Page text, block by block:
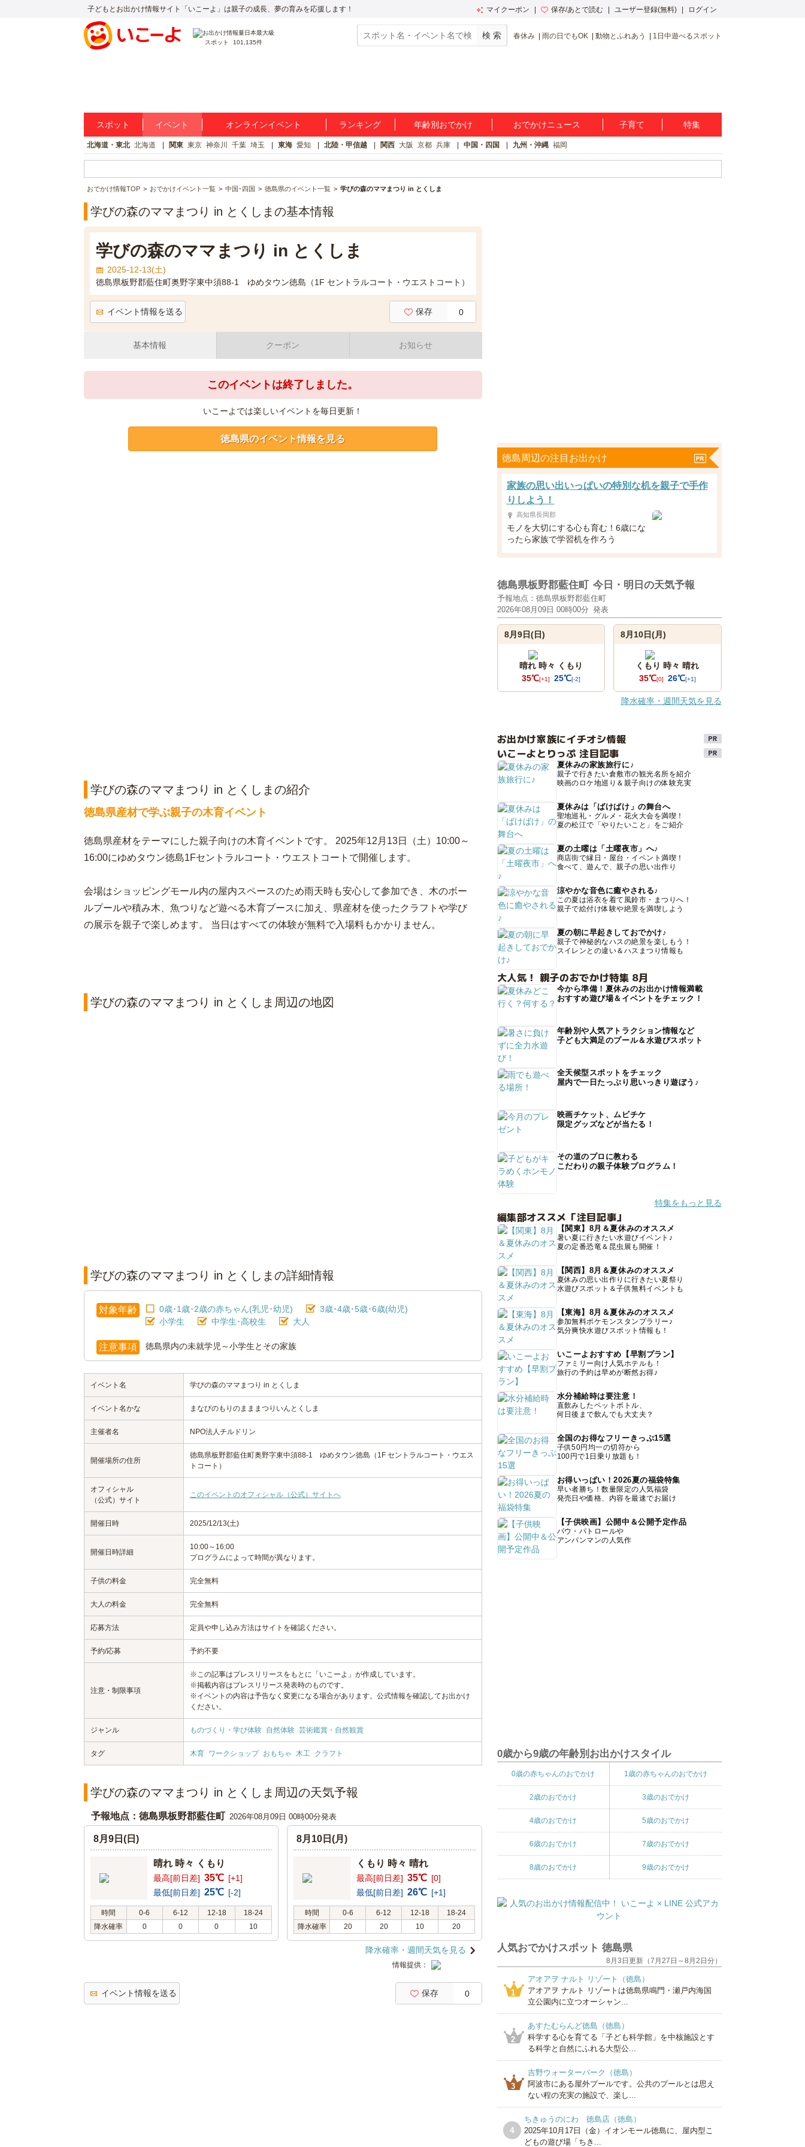
子どもとお出かけ情報サイト「いこーよ」は親子の成長、夢の育みを応援します！ マイクーポン 保存/あとで読む ユーザー登録(無料) ログイン
スポット 101,135件
春休み 雨の日でもOK 動物とふれあう 1日中遊べるスポット
スポット イベント オンラインイベント ランキング 年齢別おでかけ おでかけニュース 子育て 特集
北海道・東北 北海道 関東 東京 神奈川 千葉 埼玉 東海 愛知 北陸・甲信越 関西 大阪 京都 兵庫 中国・四国 九州・沖縄 福岡
おでかけ情報TOP おでかけイベント一覧 中国･四国 徳島県のイベント一覧 学びの森のママまつり in とくしま
学びの森のママまつり in とくしまの基本情報
学びの森のママまつり in とくしま
2025-12-13(土)
徳島県板野郡藍住町奥野字東中須88-1 ゆめタウン徳島（1F セントラルコート・ウエストコート）
イベント情報を送る 保存 0
基本情報 クーポン お知らせ
このイベントは終了しました。
いこーよでは楽しいイベントを毎日更新！
徳島県のイベント情報を見る
学びの森のママまつり in とくしまの紹介
徳島県産材で学ぶ親子の木育イベント
徳島県産材をテーマにした親子向けの木育イベントです。 2025年12月13日（土）10:00～
16:00にゆめタウン徳島1Fセントラルコート・ウエストコートで開催します。
会場はショッピングモール内の屋内スペースのため雨天時も安心して参加でき、木のボー
ルプールや積み木、魚つりなど遊べる木育ブースに加え、県産材を使ったクラフトや学び
の展示を親子で楽しめます。 当日はすべての体験が無料で入場料もかかりません。
学びの森のママまつり in とくしま周辺の地図
学びの森のママまつり in とくしまの詳細情報
対象年齢 0歳･1歳･2歳の赤ちゃん(乳児･幼児)
3歳･4歳･5歳･6歳(幼児)
小学生
中学生･高校生 大人
注意事項 徳島県内の未就学児～小学生とその家族
イベント名 学びの森のママまつり in とくしま
イベント名かな まなびのもりのまままつりいんとくしま
主催者名 NPO法人チルドリン
開催場所の住所
徳島県板野郡藍住町奥野字東中須88-1 ゆめタウン徳島（1F セントラルコート・ウエス
トコート）
オフィシャル
（公式）サイト
このイベントのオフィシャル（公式）サイトへ
開催日時 2025/12/13(土)
開催日時詳細
10:00～16:00
プログラムによって時間が異なります。
子供の料金 完全無料
大人の料金 完全無料
応募方法 定員や申し込み方法はサイトを確認ください。
予約/応募 予約不要
注意・制限事項
※この記事はプレスリリースをもとに「いこーよ」が作成しています。
※掲載内容はプレスリリース発表時のものです。
※イベントの内容は予告なく変更になる場合があります。公式情報を確認してお出かけ
ください。
ジャンル ものづくり・学び体験 自然体験 芸術鑑賞・自然観賞
タグ 木育 ワークショップ おもちゃ 木工 クラフト
学びの森のママまつり in とくしま周辺の天気予報
予報地点：徳島県板野郡藍住町 2026年08月09日 00時00分発表
8月9日(日)
晴れ 時々 くもり
最高[前日差] 35℃ [+1]
最低[前日差] 25℃ [-2]
時間 0-6 6-12 12-18
18-24
降水確率
0 0 0 10
8月10日(月)
くもり 時々 晴れ
最高[前日差] 35℃ [0]
最低[前日差] 26℃ [+1]
時間 0-6 6-12 12-18
18-24
降水確率
20 20 10 20
降水確率・週間天気を見る
情報提供：
イベント情報を送る 保存 0
徳島周辺の注目お出かけ
家族の思い出いっぱいの特別な机を親子で手作
りしよう！
高知県長岡郡
モノを大切にする心も育む！6歳にな
ったら家族で学習机を作ろう
徳島県板野郡藍住町 今日・明日の天気予報
予報地点：徳島県板野郡藍住町
2026年08月09日 00時00分 発表
8月9日(日)
晴れ 時々 くもり
35℃[+1] 25℃[-2]
8月10日(月)
くもり 時々 晴れ
35℃[0] 26℃[+1]
降水確率・週間天気を見る
お出かけ家族にイチオシ情報
いこーよとりっぷ 注目記事
夏休みの家族旅行に♪
親子で行きたい倉敷市の観光名所を紹介
映画のロケ地巡り＆親子向けの体験充実
夏休みは「ばけばけ」の舞台へ
聖地巡礼・グルメ・花火大会を満喫！
夏の松江で「やりたいこと」をご紹介
夏の土曜は「土曜夜市」へ♪
商店街で縁日・屋台・イベント満喫！
食べて、遊んで、親子の思い出作り
涼やかな音色に癒やされる♪
この夏は浴衣を着て風鈴市・まつりへ！
親子で絵付け体験や絶景を満喫しよう
夏の朝に早起きしておでかけ♪
親子で神秘的なハスの絶景を楽しもう！
スイレンとの違い＆ハスまつり情報も
大人気！ 親子のおでかけ特集 8月
今から準備！夏休みのお出かけ情報満載
おすすめ遊び場＆イベントをチェック！
年齢別や人気アトラクション情報など
子ども大満足のプール＆水遊びスポット
全天候型スポットをチェック
屋内で一日たっぷり思いっきり遊ぼう♪
映画チケット、ムビチケ
限定グッズなどが当たる！
その道のプロに教わる
こだわりの親子体験プログラム！
特集をもっと見る
編集部オススメ「注目記事」
【関東】8月＆夏休みのオススメ
暑い夏に行きたい水遊びイベント♪
夏の定番恐竜＆昆虫展も開催！
【関西】8月＆夏休みのオススメ
夏休みの思い出作りに行きたい夏祭り
水遊びスポット＆子供無料イベントも
【東海】8月＆夏休みのオススメ
参加無料ポケモンスタンプラリー♪
気分爽快水遊びスポット情報も！
いこーよおすすめ【早割プラン】
ファミリー向け人気ホテルも！
旅行の予約は早めが断然お得♪
水分補給時は要注意！
直飲みしたペットボトル、
何日後まで飲んでも大丈夫？
全国のお得なフリーきっぷ15選
子供50円均一の切符から
100円で1日乗り放題も！
お得いっぱい！2026夏の福袋特集
早い者勝ち！数量限定の人気福袋
発売日や価格、内容を最速でお届け
【子供映画】公開中＆公開予定作品
パウ・パトロールや
アンパンマンの人気作
0歳から9歳の年齢別お出かけスタイル
0歳の赤ちゃんのおでかけ 1歳の赤ちゃんのおでかけ
2歳のおでかけ 3歳のおでかけ
4歳のおでかけ 5歳のおでかけ
6歳のおでかけ 7歳のおでかけ
8歳のおでかけ 9歳のおでかけ
人気おでかけスポット 徳島県
8月3日更新（7月27日～8月2日分）
1
アオアヲ ナルト リゾート（徳島）
アオアヲ ナルト リゾートは徳島県鳴門・瀬戸内海国
立公園内に立つオーシャン...
2
あすたむらんど徳島（徳島）
科学する心を育てる「子ども科学館」を中核施設とす
る科学と自然にふれる大型公...
3
吉野ウォーターパーク（徳島）
阿波市にある屋外プールです。公共のプールとは思え
ない程の充実の施設で、楽し...
4
ちきゅうのにわ 徳島店（徳島）
2025年10月17日（金）イオンモール徳島に、屋内型こ
どもの遊び場「ちき...